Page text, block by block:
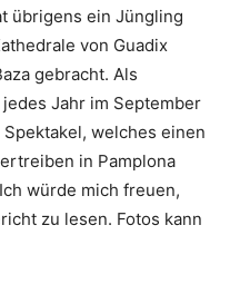
übrigens ein Jüngling
von Guadix
gebracht. Als
Jahr im September
welches einen
in Pamplona
würde mich freuen,
zu lesen. Fotos kann